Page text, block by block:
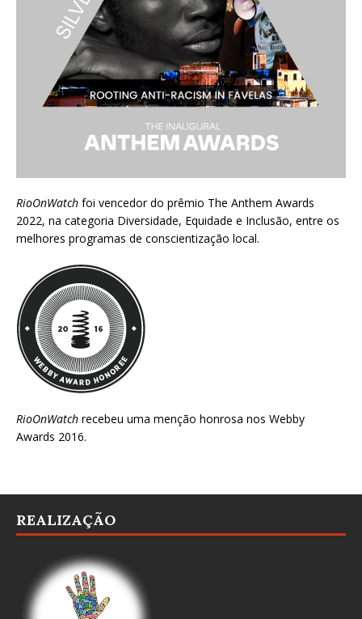
RioOnWatch foi vencedor do prêmio The Anthem Awards
2022, na categoria Diversidade, Equidade e Inclusão, entre os
melhores programas de conscientização local.
RioOnWatch recebeu uma menção honrosa nos Webby
Awards 2016.
REALIZAÇÃO